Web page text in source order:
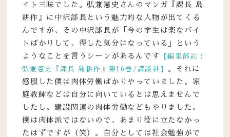
イト三昧でした。弘兼憲史さんのマンガ『課長 島
耕作』に中沢部長という魅力的な人物が出てくる
んですが、その中沢部長が「今の学生は楽なバイ
トばかりして、得した気分になっている」という
ようなことを言うシーンがあるんです
【編集部註：
弘兼憲史『課長 島耕作』第16巻/講談社】 。それに
感服した僕は肉体労働ばかりやっていました。家
庭教師などは自分に向いているとは思えませんで
したし。建設関連の肉体労働などもやりました。
僕は肉体派ではないので、あまり役に立たなかっ
たはずですが（笑）。自分としては社会勉強がで